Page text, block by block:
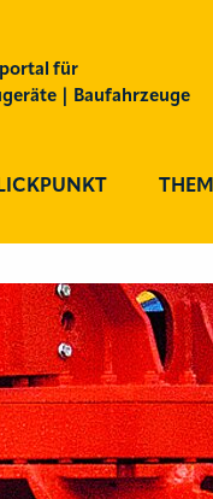
für
| Baufahrzeuge